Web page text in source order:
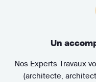
Un
Nos Experts Travaux
(architecte,